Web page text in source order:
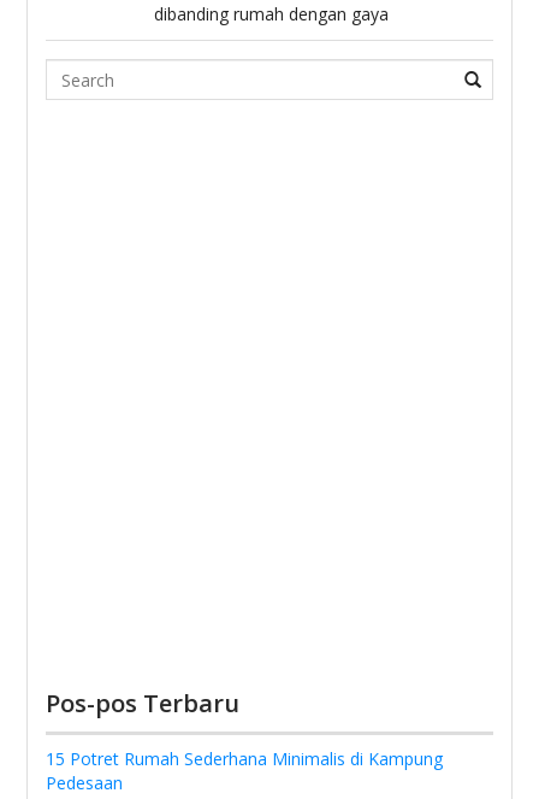
dibanding rumah dengan gaya
Search
Pos-pos Terbaru
15 Potret Rumah Sederhana Minimalis di Kampung
Pedesaan